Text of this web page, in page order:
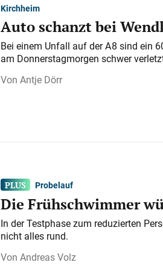
Kirchheim
Auto schanzt bei
Bei einem Unfall auf der A 8 sind ein
am Donnerstagmorgen schwer
Antje Dörr
Probelauf
Die Frühschwimmer
In der Testphase zum reduzierten
nicht alles rund.
Andreas Volz